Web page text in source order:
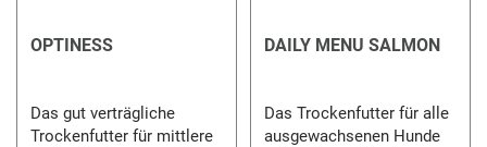
OPTINESS
Das gut verträgliche
Trockenfutter für mittlere
DAILY MENU SALMON
Das Trockenfutter für alle
ausgewachsenen Hunde